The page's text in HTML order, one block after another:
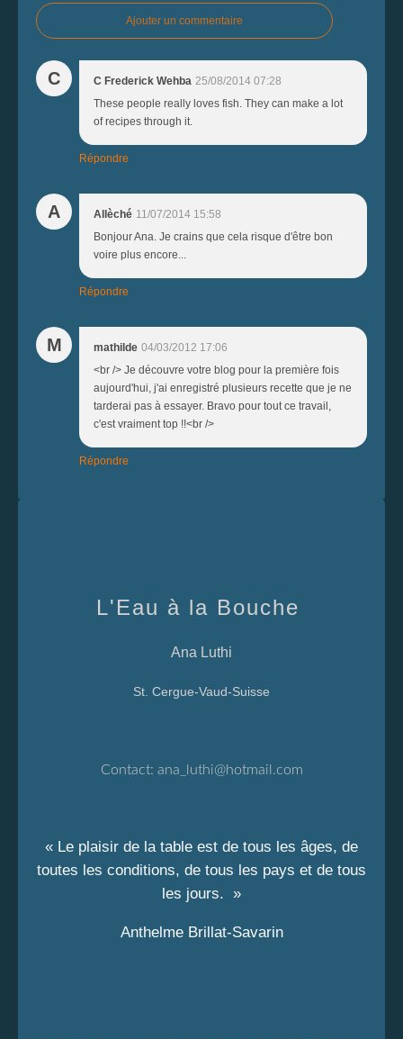
Ajouter un commentaire
C C Frederick Wehba 25/08/2014 07:28
These people really loves fish. They can make a lot
of recipes through it.
Répondre
A Allèché 11/07/2014 15:58
Bonjour Ana. Je crains que cela risque d'être bon
voire plus encore...
Répondre
M mathilde 04/03/2012 17:06
<br /> Je découvre votre blog pour la première fois
aujourd'hui, j'ai enregistré plusieurs recette que je ne
tarderai pas à essayer. Bravo pour tout ce travail,
c'est vraiment top !!<br />
Répondre
L'Eau à la Bouche
Ana Luthi
St. Cergue-Vaud-Suisse
Contact: ana_luthi@hotmail.com
« Le plaisir de la table est de tous les âges, de
toutes les conditions, de tous les pays et de tous
les jours. »
Anthelme Brillat-Savarin